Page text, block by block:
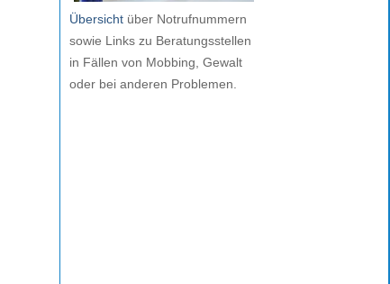
Übersicht über Notrufnummern
sowie Links zu Beratungsstellen
in Fällen von Mobbing, Gewalt
oder bei anderen Problemen.